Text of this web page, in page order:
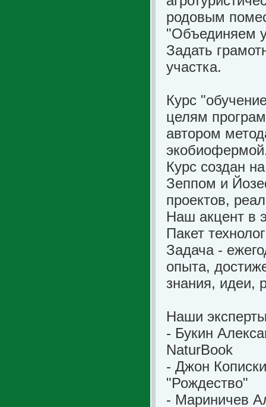
родовым
"Объединяем
Задать
участка.
Курс
целям
автором
Курс создан
Зеппом и
проектов,
Наш акцент в
Пакет
Задача -
опыта,
знания, идеи,
Наши
- Букин
NaturBook
- Джон
"Рождество"
- Мариничев